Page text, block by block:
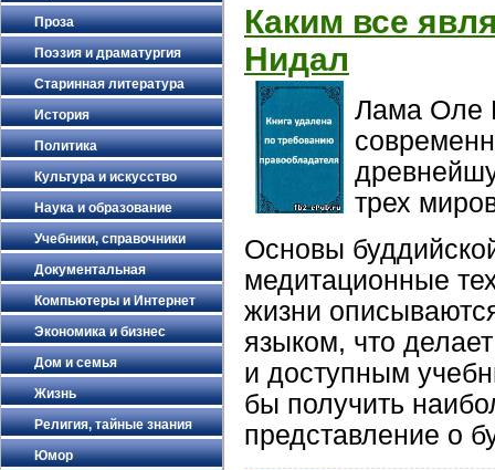
Проза
Поэзия и драматургия
Старинная литература
История
Политика
Культура и искусство
Наука и образование
Учебники, справочники
Документальная
Компьютеры и Интернет
Экономика и бизнес
Дом и семья
Жизнь
Религия, тайные знания
Юмор
Каким все
Нидал
Лама Оле
трех
Основы
медитационные
жизни
языком, что
и доступным
бы получить
представление о